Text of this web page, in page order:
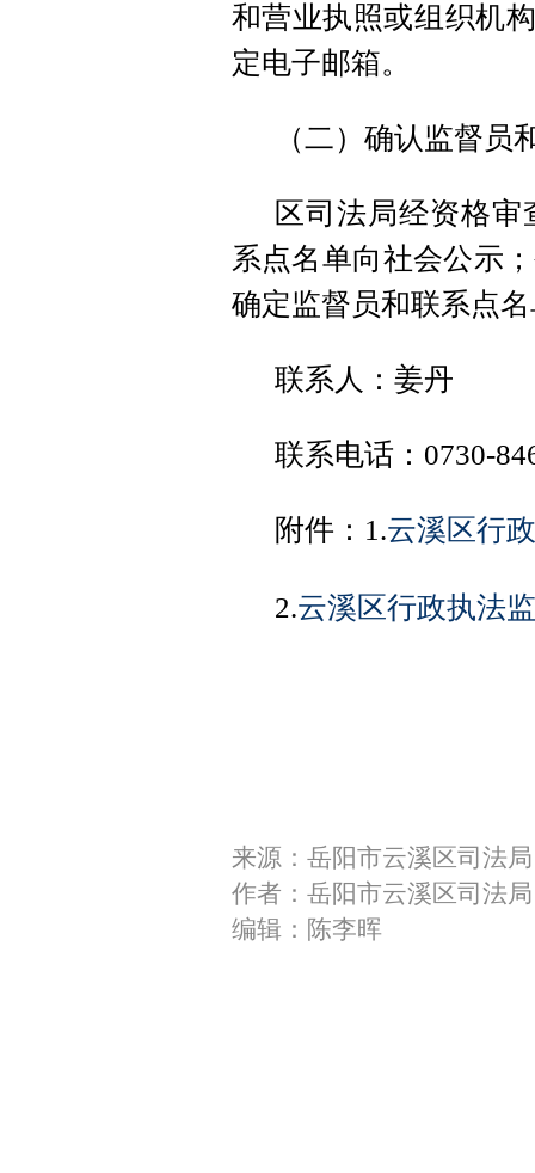
和营业执照或组织机
定电子邮箱。
（二）确认监督员
区司法局经资格
系点名单向社会公示
确定监督员和联系点
联系人：姜丹
联系电话：0730-
附件：1.云溪区行
2.云溪区行政执法
来源：岳阳市云溪区司法局
作者：岳阳市云溪区司法局
编辑：陈李晖